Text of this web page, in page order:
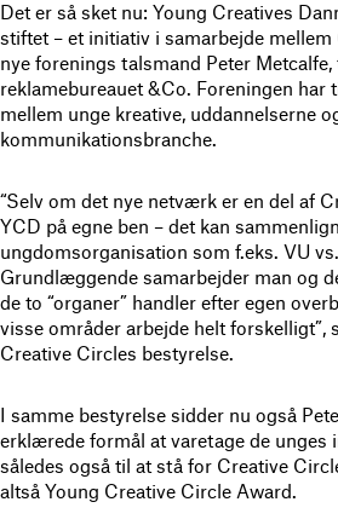
Det er så sket nu: Young Creatives
stiftet – et initiativ i samarbejde
nye forenings talsmand Peter
reklamebureauet &Co. Foreningen har
mellem unge kreative, uddannelserne
kommunikationsbranche.
“Selv om det nye netværk er en del af
YCD på egne ben – det kan
ungdomsorganisation som f.eks. VU
Grundlæggende samarbejder man og
de to “organer” handler efter egen
visse områder arbejde helt forskelligt”,
Creative Circles bestyrelse.
I samme bestyrelse sidder nu også
erklærede formål at varetage de unges
således også til at stå for Creative
altså Young Creative Circle Award.